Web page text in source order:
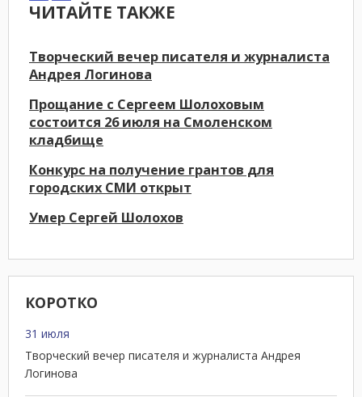
КОРОТКО
31 июля
Творческий вечер писателя и журналиста Андрея
Логинова
ЧИТАЙТЕ ТАКЖЕ
Творческий вечер писателя и журналиста
Андрея Логинова
Прощание с Сергеем Шолоховым
состоится 26 июля на Смоленском
кладбище
Конкурс на получение грантов для
городских СМИ открыт
Умер Сергей Шолохов